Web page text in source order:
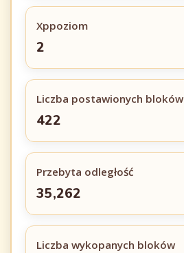
Xppoziom
2
Liczba postawionych bloków
422
Przebyta odległość
35,262
Liczba wykopanych bloków